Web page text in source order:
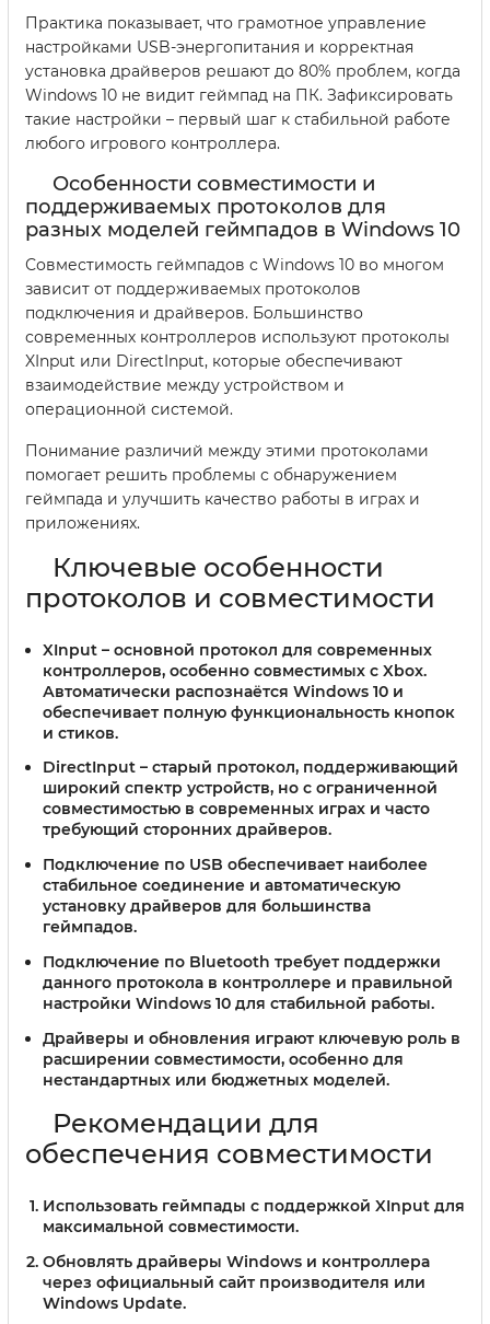
Практика показывает, что грамотное управление
настройками USB-энергопитания и корректная
установка драйверов решают до 80% проблем, когда
Windows 10 не видит геймпад на ПК. Зафиксировать
такие настройки – первый шаг к стабильной работе
любого игрового контроллера.
Особенности совместимости и
поддерживаемых протоколов для
разных моделей геймпадов в Windows 10
Совместимость геймпадов с Windows 10 во многом
зависит от поддерживаемых протоколов
подключения и драйверов. Большинство
современных контроллеров используют протоколы
XInput или DirectInput, которые обеспечивают
взаимодействие между устройством и
операционной системой.
Понимание различий между этими протоколами
помогает решить проблемы с обнаружением
геймпада и улучшить качество работы в играх и
приложениях.
Ключевые особенности
протоколов и совместимости
XInput – основной протокол для современных
контроллеров, особенно совместимых с Xbox.
Автоматически распознаётся Windows 10 и
обеспечивает полную функциональность кнопок
и стиков.
DirectInput – старый протокол, поддерживающий
широкий спектр устройств, но с ограниченной
совместимостью в современных играх и часто
требующий сторонних драйверов.
Подключение по USB обеспечивает наиболее
стабильное соединение и автоматическую
установку драйверов для большинства
геймпадов.
Подключение по Bluetooth требует поддержки
данного протокола в контроллере и правильной
настройки Windows 10 для стабильной работы.
Драйверы и обновления играют ключевую роль в
расширении совместимости, особенно для
нестандартных или бюджетных моделей.
Рекомендации для
обеспечения совместимости
Использовать геймпады с поддержкой XInput для
максимальной совместимости.
Обновлять драйверы Windows и контроллера
через официальный сайт производителя или
Windows Update.